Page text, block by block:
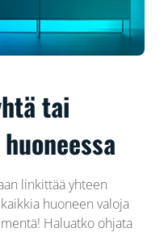
tai
linkittää yhteen
huoneen valoja
Haluatko ohjata